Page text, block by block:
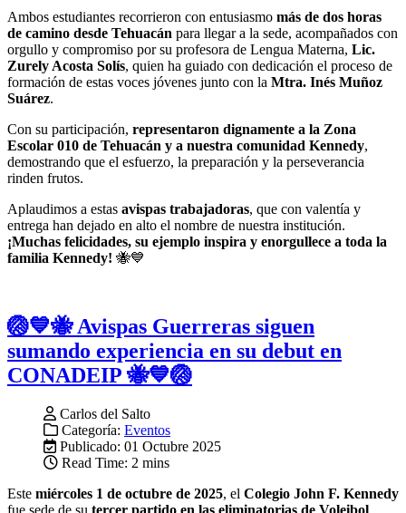
Ambos estudiantes recorrieron con entusiasmo más de dos horas
de camino desde Tehuacán para llegar a la sede, acompañados con
orgullo y compromiso por su profesora de Lengua Materna, Lic.
Zurely Acosta Solís, quien ha guiado con dedicación el proceso de
formación de estas voces jóvenes junto con la Mtra. Inés Muñoz
Suárez.
Con su participación, representaron dignamente a la Zona
Escolar 010 de Tehuacán y a nuestra comunidad Kennedy,
demostrando que el esfuerzo, la preparación y la perseverancia
rinden frutos.
Aplaudimos a estas avispas trabajadoras, que con valentía y
entrega han dejado en alto el nombre de nuestra institución.
¡Muchas felicidades, su ejemplo inspira y enorgullece a toda la
familia Kennedy! 🐝💙
🏐💙🐝 Avispas Guerreras siguen
sumando experiencia en su debut en
CONADEIP 🐝💙🏐
Carlos del Salto
Categoría: Eventos
Publicado: 01 Octubre 2025
Read Time: 2 mins
Este miércoles 1 de octubre de 2025, el Colegio John F. Kennedy